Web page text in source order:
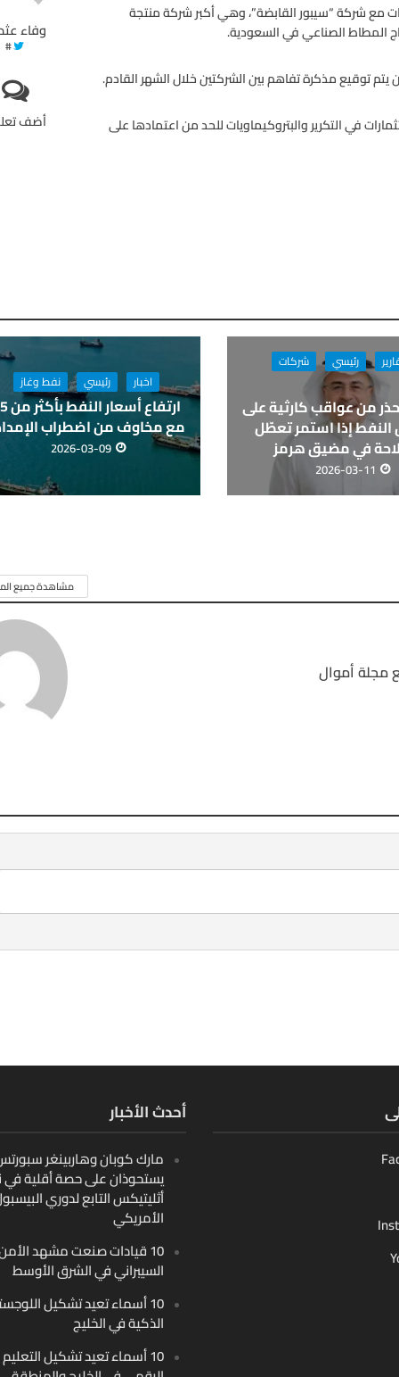
وفاء
#
أضف
مع شركة “سيبور القابضة”، وهي أكبر شركة منتجة
المطاط الصناعي في السعودية.
توقيع مذكرة تفاهم بين الشركتين خلال الشهر القادم.
في التكرير والبتروكيماويات للحد من اعتمادها على
رئيسي
شركات
من عواقب كارثية على
إذا استمر تعطّل
في مضيق هرمز
2026-03-11
اخبار رئيسي نفط وغاز
مع مخاوف من اضطراب
2026-03-09
مشاهدة جميع
مجلة أموال
أحدث الأخبار
مارك كوبان وهاربينغر سبورتس
يستحوذان على حصة أقلية في
أثليتيكس التابع لدوري
الأمريكي
10 قيادات صنعت مشهد
السيبراني في الشرق الأوسط
10 أسماء تعيد تشكيل
الذكية في الخليج
10 أسماء تعيد تشكيل التعليم